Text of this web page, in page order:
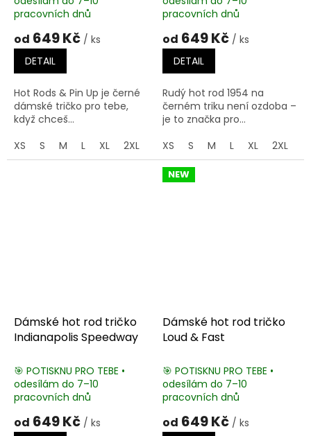
pracovních dnů
od 649 Kč / ks
DETAIL
Hot Rods & Pin Up je černé
dámské tričko pro tebe,
když chceš...
XS
S M L XL 2XL 3XL
pracovních dnů
od 649 Kč / ks
DETAIL
Rudý hot rod 1954 na
černém triku není ozdoba –
je to značka pro...
XS
S M L XL 2XL
Dámské hot rod tričko
Indianapolis Speedway
🎯 POTISKNU PRO TEBE •
odesílám do 7–10
pracovních dnů
od 649 Kč / ks
NEW
Dámské hot rod tričko
Loud & Fast
🎯 POTISKNU PRO TEBE •
odesílám do 7–10
pracovních dnů
od 649 Kč / ks